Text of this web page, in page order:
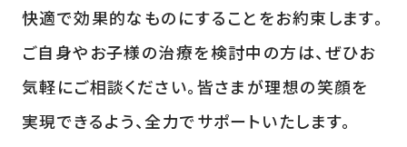
快適で効果的なものにすることをお約束します。
ご自身やお子様の治療を検討中の方は、ぜひお
気軽にご相談ください。皆さまが理想の笑顔を
実現できるよう、全力でサポートいたします。